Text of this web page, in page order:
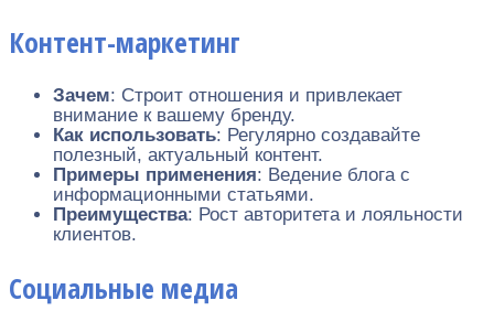
Контент-маркетинг
Зачем: Строит отношения и привлекает
внимание к вашему бренду.
Как использовать: Регулярно создавайте
полезный, актуальный контент.
Примеры применения: Ведение блога с
информационными статьями.
Преимущества: Рост авторитета и лояльности
клиентов.
Социальные медиа